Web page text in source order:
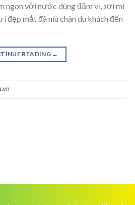
ngon với nước dùng đậm vị, sợi mì
mắt đã níu chân du khách đến
READING →